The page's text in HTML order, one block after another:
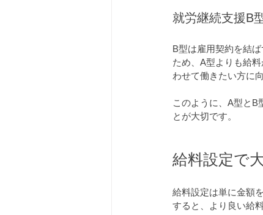
就労継続支援B
B型は雇用契約を結
ため、A型よりも給
わせて働きたい方に
このように、A型とB
とが大切です。
給料設定で
給料設定は単に金額
すると、より良い給